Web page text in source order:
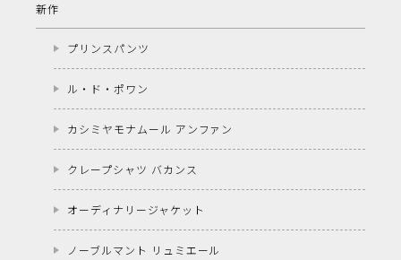
新作
プリンスパンツ
ル・ド・ポワン
カシミヤモナムール アンファン
クレープシャツ バカンス
オーディナリージャケット
ノーブルマント リュミエール